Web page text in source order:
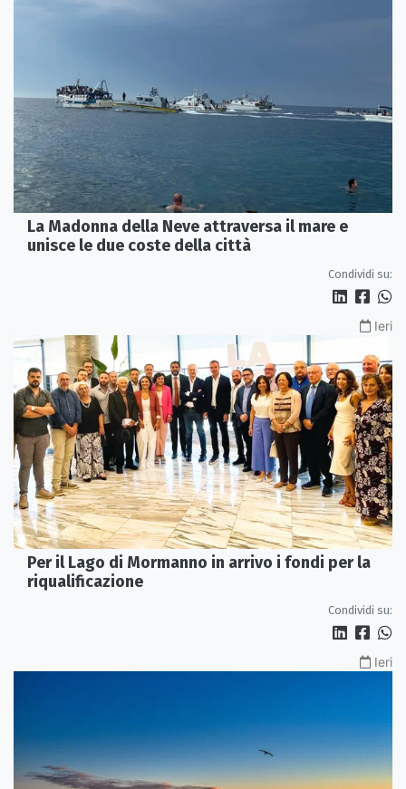
La Madonna della Neve attraversa il mare e
unisce le due coste della città
Condividi su:
Ieri
Per il Lago di Mormanno in arrivo i fondi per la
riqualificazione
Condividi su:
Ieri